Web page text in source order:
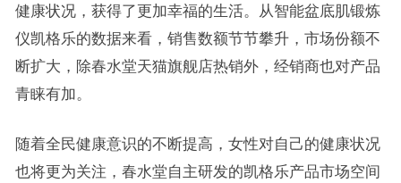
健康状况，获得了更加幸福的生活。从智能盆底肌锻炼
仪凯格乐的数据来看，销售数额节节攀升，市场份额不
断扩大，除春水堂天猫旗舰店热销外，经销商也对产品
青睐有加。
随着全民健康意识的不断提高，女性对自己的健康状况
也将更为关注，春水堂自主研发的凯格乐产品市场空间